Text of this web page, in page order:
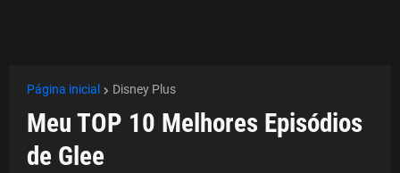
Página inicial Disney Plus
Meu TOP 10 Melhores Episódios
de Glee